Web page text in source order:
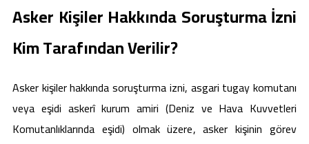
Asker Kişiler Hakkında Soruşturma İzni
Kim Tarafından Verilir?
Asker kişiler hakkında soruşturma izni, asgari tugay komutanı
veya eşidi askerî kurum amiri (Deniz ve Hava Kuvvetleri
Komutanlıklarında eşidi) olmak üzere, asker kişinin görev